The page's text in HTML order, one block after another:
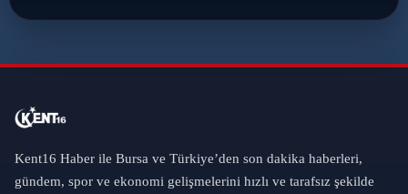
Kent16 Haber ile Bursa ve Türkiye’den son dakika haberleri,
gündem, spor ve ekonomi gelişmelerini hızlı ve tarafsız şekilde